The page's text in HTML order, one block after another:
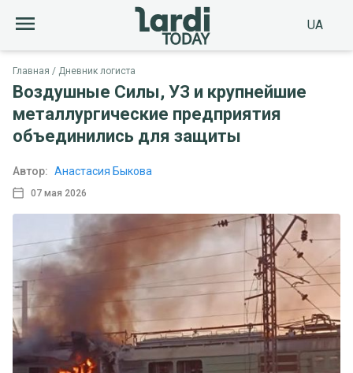
UA
Главная Дневник логиста
Воздушные Силы, УЗ и крупнейшие
металлургические предприятия
объединились для защиты
07 мая 2026
Автор: Анастасия Быкова